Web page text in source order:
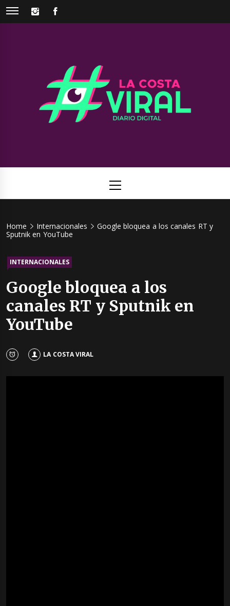
Skip
INSTAGRAM
Viral
Menu
Home Internacionales
Google bloquea a los canales RT y
Sputnik en YouTube
INTERNACIONALES
Google bloquea a los
canales RT y Sputnik en
YouTube
LA COSTA VIRAL